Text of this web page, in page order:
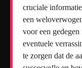
cruciale
een
voor een
eventuele
te zorgen dat de